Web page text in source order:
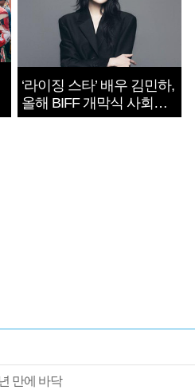
‘라이징 스타’ 배우 김민하,
올해 BIFF 개막식 사회자
확정
만에 바닥